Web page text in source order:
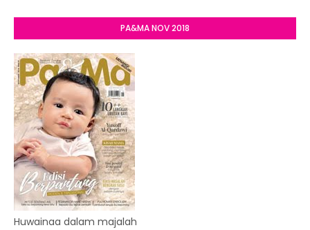
PA&MA NOV 2018
Huwainaa dalam majalah